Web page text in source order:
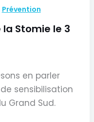
Prévention
Stomie le 3
en parler
sensibilisation
Grand Sud.